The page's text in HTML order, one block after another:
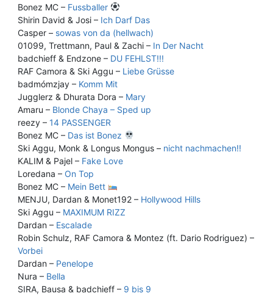
Bonez MC – Fussballer
Shirin David & Josi – Ich Darf Das
Casper – sowas von da (hellwach)
01099, Trettmann, Paul & Zachi – In Der Nacht
badchieff & Endzone – DU FEHLST!!!
RAF Camora & Ski Aggu – Liebe Grüsse
badmómzjay – Komm Mit
Jugglerz & Dhurata Dora – Mary
Amaru – Blonde Chaya – Sped up
reezy – 14 PASSENGER
Bonez MC – Das ist Bonez
Ski Aggu, Monk & Longus Mongus – nicht nachmachen!!
KALIM & Pajel – Fake Love
Loredana – On Top
Bonez MC – Mein Bett
MENJU, Dardan & Monet192 – Hollywood Hills
Ski Aggu – MAXIMUM RIZZ
Dardan – Escalade
Robin Schulz, RAF Camora & Montez (ft. Dario Rodriguez) –
Vorbei
Dardan – Penelope
Nura – Bella
SIRA, Bausa & badchieff – 9 bis 9